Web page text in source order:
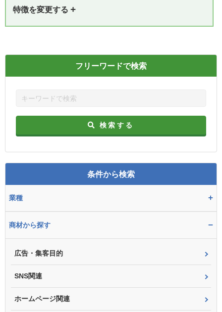
特徴を変更する +
フリーワードで検索
検索する
条件から検索
業種 +
商材から探す −
広告・集客目的
SNS関連
ホームページ関連